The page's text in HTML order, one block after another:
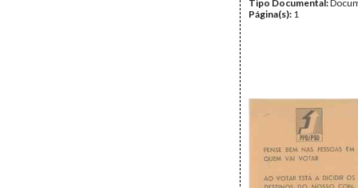
Tipo Documental:
Página(s): 1